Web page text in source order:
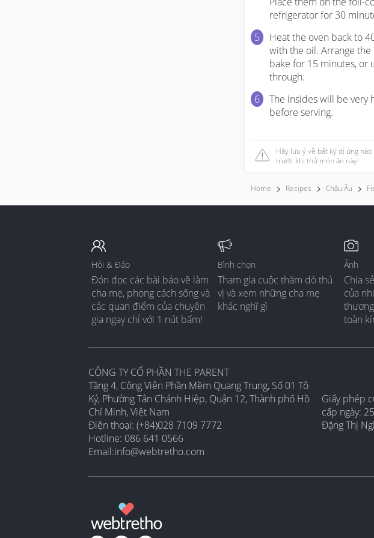
refrigerator for 30
Heat the oven back to
with the oil. Arrange
bake for 15 minutes, or
through.
The insides will be very
before serving.
Hãy lưu ý về bất kỳ dị ứng
trước khi thử món ăn này!
Home Recipes Châu Âu
Hỏi & Đáp
Đón đọc các bài báo về làm
cha mẹ, phong cách sống và
các quan điểm của chuyên
gia ngay chỉ với 1 nút bấm!
Bình chọn
Tham gia cuộc thăm dò thú
vị và xem những cha mẹ
khác nghĩ gì
Ảnh
Chia
của
toàn
CÔNG TY CỔ PHẦN THE PARENT
Tầng 4, Công Viên Phần Mềm Quang Trung, Số 01 Tô
Ký, Phường Tân Chánh Hiệp, Quận 12, Thành phố Hồ
Chí Minh, Việt Nam
Điện thoại: (+84)028 7109 7772
Hotline: 086 641 0566
Email:info@webtretho.com
Giấy phép
cấp ngày:
Đặng Thị